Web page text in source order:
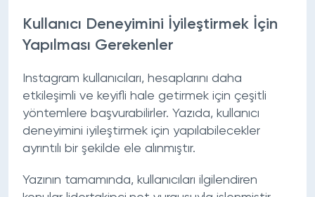
Kullanıcı Deneyimini İyileştirmek İçin
Yapılması Gerekenler
Instagram kullanıcıları, hesaplarını daha
etkileşimli ve keyifli hale getirmek için çeşitli
yöntemlere başvurabilirler. Yazıda, kullanıcı
deneyimini iyileştirmek için yapılabilecekler
ayrıntılı bir şekilde ele alınmıştır.
Yazının tamamında, kullanıcıları ilgilendiren